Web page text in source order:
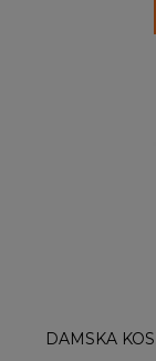
DAMSKA